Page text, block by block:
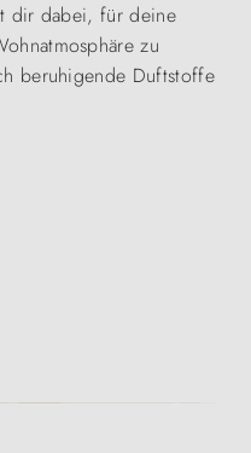
dir dabei, für deine
zu
beruhigende Duftstoffe